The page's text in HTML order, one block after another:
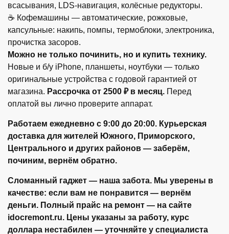
всасывания, LDS-навигация, колёсные редукторы.
☕ Кофемашины — автоматические, рожковые,
капсульные: накипь, помпы, термоблоки, электроника,
прочистка засоров.
Можно не только починить, но и купить технику.
Новые и б/у iPhone, планшеты, ноутбуки — только
оригинальные устройства с годовой гарантией от
магазина. Рассрочка от 2500 ₽ в месяц. Перед
оплатой вы лично проверите аппарат.
Работаем ежедневно с 9:00 до 20:00. Курьерская
доставка для жителей Южного, Приморского,
Центрального и других районов — заберём,
починим, вернём обратно.
Сломанный гаджет — наша забота. Мы уверены в
качестве: если вам не понравится — вернём
деньги. Полный прайс на ремонт — на сайте
idocremont.ru. Цены указаны за работу, курс
доллара нестабилен — уточняйте у специалиста